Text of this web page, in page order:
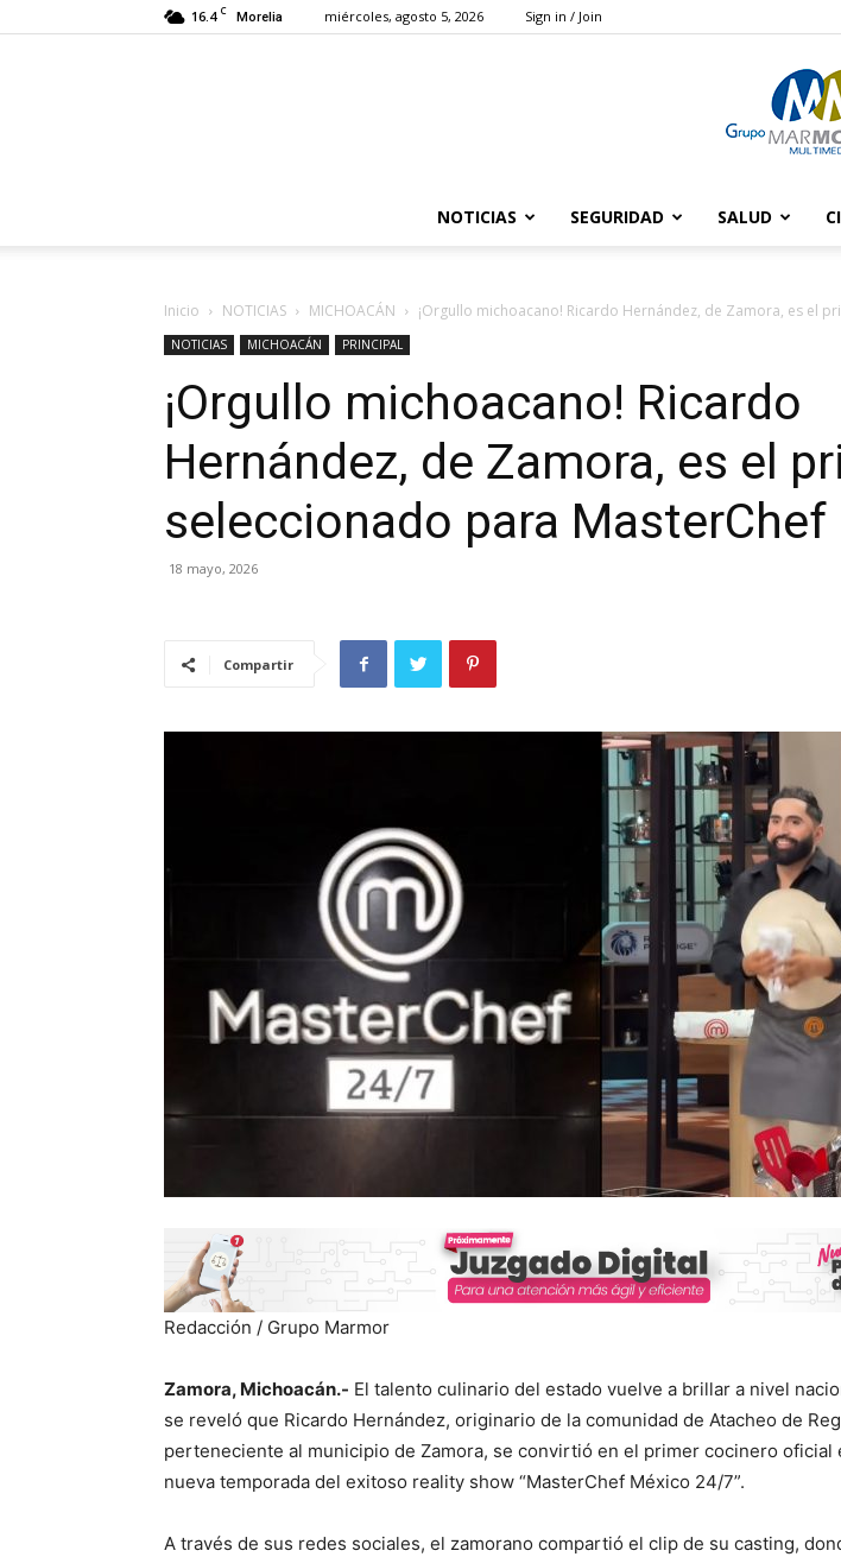
16.4 C Morelia miércoles, agosto 5, 2026 Sign in / Join
NOTICIAS SEGURIDAD SALUD
Inicio NOTICIAS MICHOACÁN ¡Orgullo michoacano! Ricardo Hernández, de Zamora, es el
NOTICIAS MICHOACÁN PRINCIPAL
¡Orgullo michoacano! Ricardo
Hernández, de Zamora, es el
seleccionado para MasterChef
18 mayo, 2026
Compartir
Redacción / Grupo Marmor
Zamora, Michoacán.- El talento culinario del estado vuelve a brillar a nivel
se reveló que Ricardo Hernández, originario de la comunidad de Atacheo de
perteneciente al municipio de Zamora, se convirtió en el primer cocinero oficial
nueva temporada del exitoso reality show “MasterChef México 24/7”.
A través de sus redes sociales, el zamorano compartió el clip de su casting,